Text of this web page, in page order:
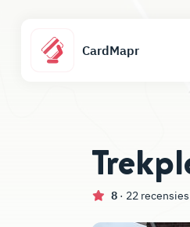
CardMapr
8 · 22 recensies